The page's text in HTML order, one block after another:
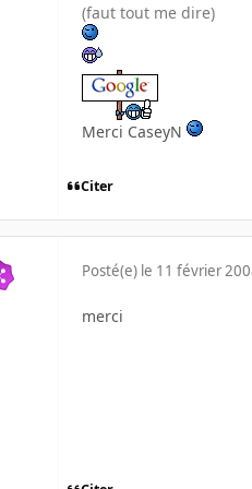
(faut tout me dire)
Merci CaseyN
Citer
Posté(e) le 11 février
merci